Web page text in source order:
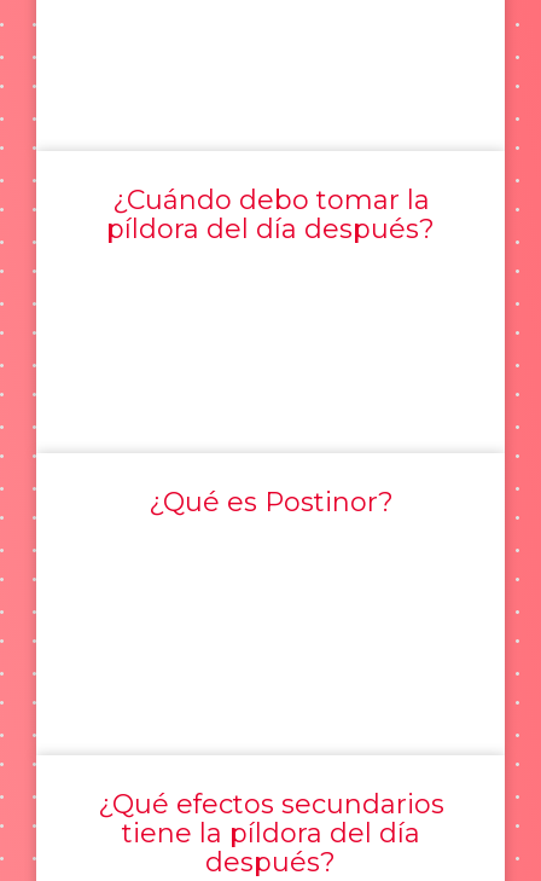
¿Cuándo debo tomar la
píldora del día después?
¿Qué es Postinor?
¿Qué efectos secundarios
tiene la píldora del día
después?